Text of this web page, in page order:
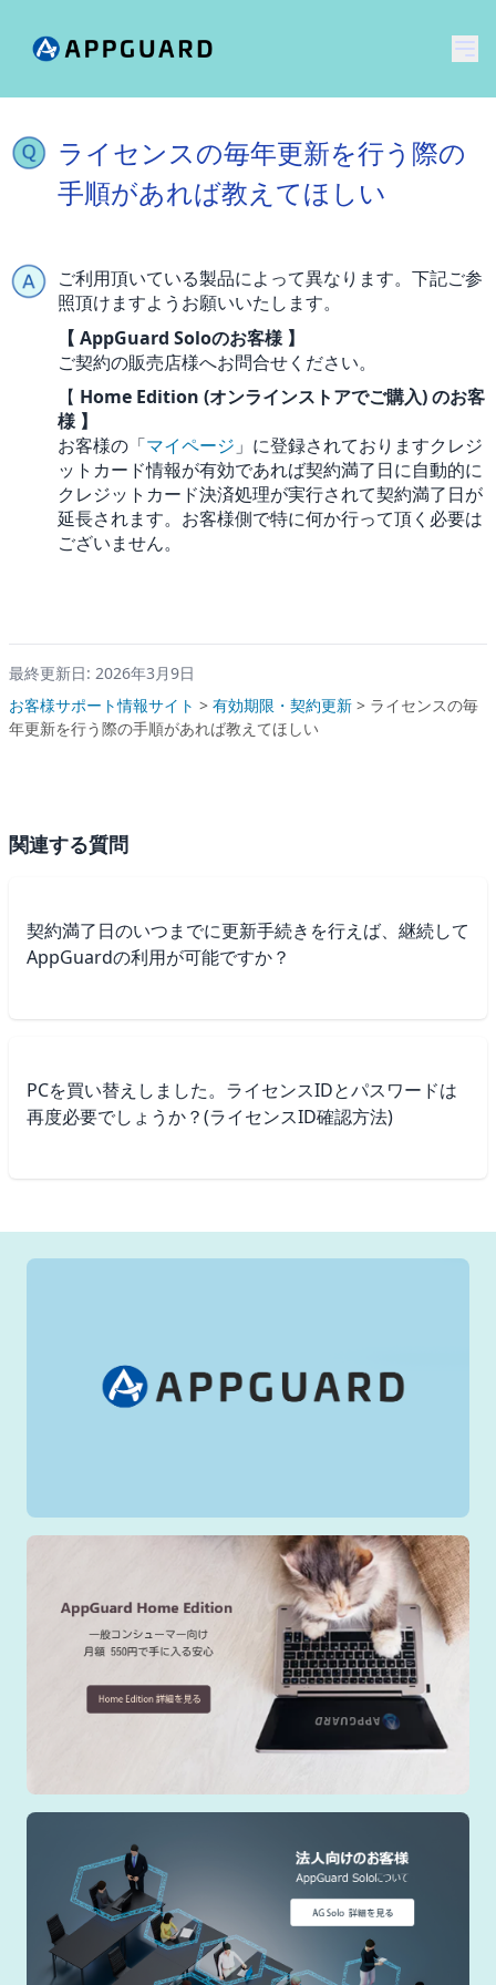
メ
ライセンスの毎年更新を行う際の
手順があれば教えてほしい
ご利用頂いている製品によって異なります。下記ご参
照頂けますようお願いいたします。
【 AppGuard Soloのお客様 】
ご契約の販売店様へお問合せください。
【 Home Edition (オンラインストアでご購入) のお客
様 】
お客様の「マイページ 」に登録されておりますクレジ
ットカード情報が有効であれば契約満了日に自動的に
クレジットカード決済処理が実行されて契約満了日が
延長されます。お客様側で特に何か行って頂く必要は
ございません。
最終更新日: 2026年3月9日
お客様サポート情報サイト > 有効期限・契約更新 > ライセンスの毎
年更新を行う際の手順があれば教えてほしい
関連する質問
契約満了日のいつまでに更新手続きを行えば、継続して
AppGuardの利用が可能ですか？
PCを買い替えしました。ライセンスIDとパスワードは
再度必要でしょうか？(ライセンスID確認方法)